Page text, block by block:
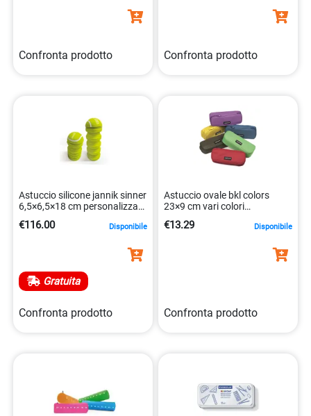
Confronta prodotto Confronta prodotto
Astuccio silicone jannik sinner
6,5×6,5×18 cm personalizzato
€116.00 Disponibile
Gratuita
Confronta prodotto
Astuccio ovale bkl colors
23×9 cm vari colori
€13.29 Disponibile
Confronta prodotto